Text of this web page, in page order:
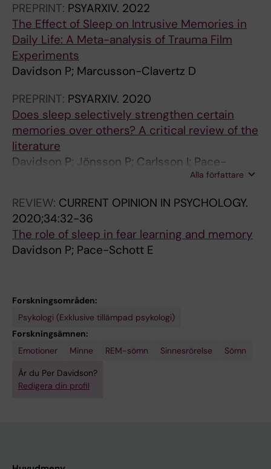
PREPRINT: PSYARXIV. 2022
The Effect of Sleep on Intrusive Memories in
Daily Life: A Meta-analysis of Trauma Film
Experiments
Davidson P; Marcusson-Clavertz D
PREPRINT: PSYARXIV. 2020
Does sleep selectively strengthen certain
memories over others? A critical review of the
literature
Davidson P; Jönsson P; Carlsson I; Pace-
Alla författare
REVIEW: CURRENT OPINION IN PSYCHOLOGY.
2020;34:32-36
The role of sleep in fear learning and memory
Davidson P; Pace-Schott E
Forskningsområden:
Psykologi (Exklusive tillämpad psykologi)
Forskningsämnen:
Emotioner
Minne REM-sömn Sinnesrörelse Sömn
Är du Per Davidson?
Redigera din profil